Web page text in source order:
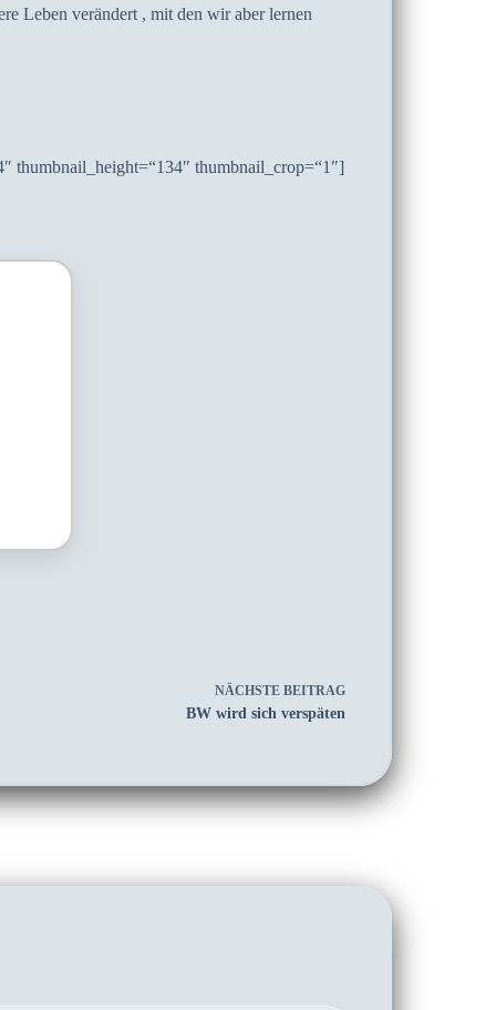
Leben verändert , mit den wir aber lernen
thumbnail_height=“134″ thumbnail_crop=“1″]
NÄCHSTEBEITRAG
BW wird sich verspäten